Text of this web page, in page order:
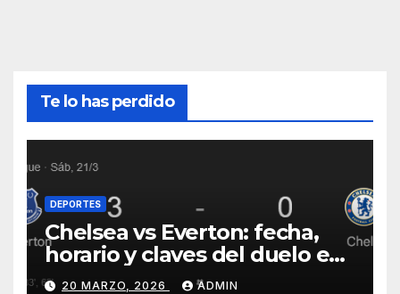
Te lo has perdido
DEPORTES
Chelsea vs Everton: fecha,
horario y claves del duelo en
Stamford Bridge
20 MARZO, 2026 ADMIN